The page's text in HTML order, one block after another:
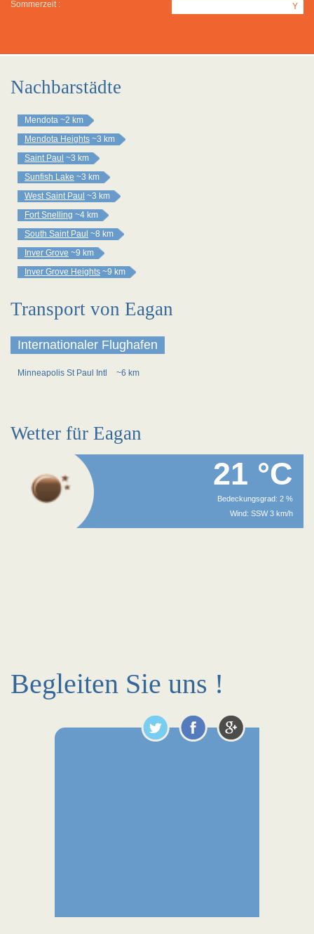
Sommerzeit : Y
Nachbarstädte
Mendota ~2 km
Mendota Heights ~3 km
Saint Paul ~3 km
Sunfish Lake ~3 km
West Saint Paul ~3 km
Fort Snelling ~4 km
South Saint Paul ~8 km
Inver Grove ~9 km
Inver Grove Heights ~9 km
Transport von Eagan
Internationaler Flughafen
Minneapolis St Paul Intl ~6 km
Wetter für Eagan
21 °C
Bedeckungsgrad: 2 %
Wind: SSW 3 km/h
Begleiten Sie uns !